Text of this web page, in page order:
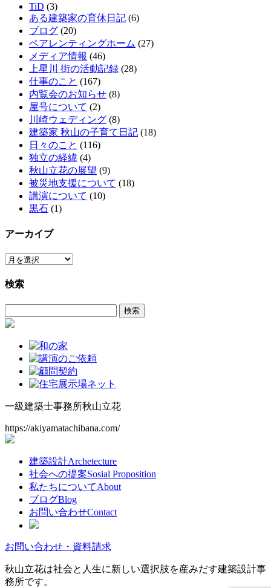
TiD (3)
ある建築家の育休日記 (6)
ブログ (20)
ペアレンティングホーム (27)
メディア情報 (46)
上星川 街の活動記録 (28)
仕事のこと (167)
内覧会のお知らせ (8)
屋号について (2)
川崎ウェディング (8)
建築家 秋山の子育て日記 (18)
日々のこと (116)
独立の経緯 (4)
秋山立花の展望 (9)
被災地支援について (18)
講演について (10)
黒石 (1)
アーカイブ
ア
カ
検索
索:
一級建築士事務所秋山立花
https://akiyamatachibana.com/
建築設計Archetecture
社会への提案Sosial Proposition
私たちについてAbout
ブログBlog
お問い合わせContact
お問い合わせ・資料請求
秋山立花は社会と人生に新しい選択肢を産みだす建築設計事
務所です。